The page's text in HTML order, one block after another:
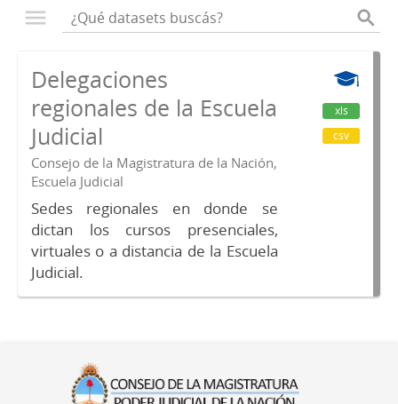
Delegaciones
regionales de la Escuela
Judicial
Consejo de la Magistratura de la Nación,
Escuela Judicial
Sedes regionales en donde se
dictan los cursos presenciales,
virtuales o a distancia de la Escuela
Judicial.
xls
csv